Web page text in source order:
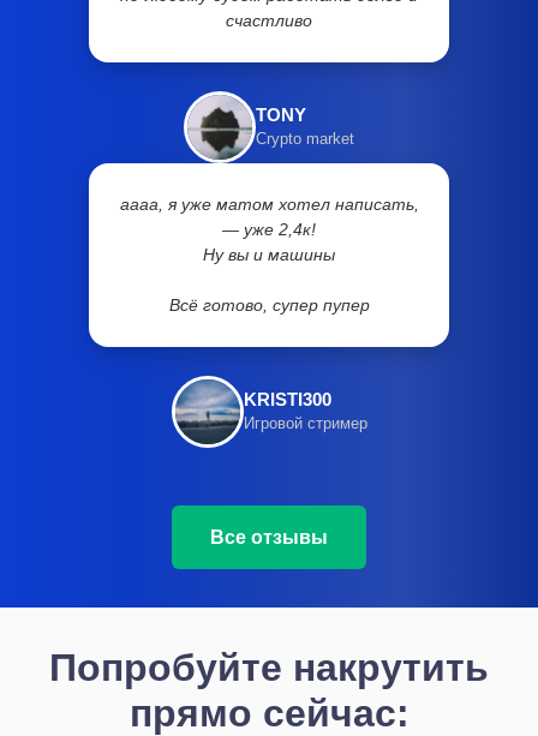
счастливо
TONY
Crypto market
аааа, я уже матом хотел написать,
— уже 2,4к!
Ну вы и машины
Всё готово, супер пупер
KRISTI300
Игровой стример
Все отзывы
Попробуйте накрутить
прямо сейчас: